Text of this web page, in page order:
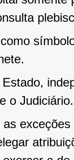
o Judiciário.
as